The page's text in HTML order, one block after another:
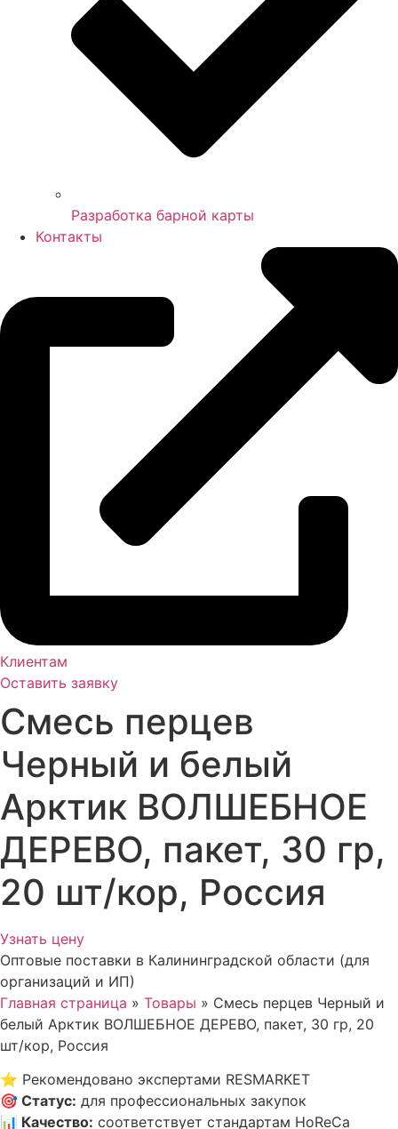
Разработка барной карты
Контакты
Клиентам
Оставить заявку
Смесь перцев
Черный и белый
Арктик ВОЛШЕБНОЕ
ДЕРЕВО, пакет, 30 гр,
20 шт/кор, Россия
Узнать цену
Оптовые поставки в Калининградской области (для
организаций и ИП)
Главная страница » Товары » Смесь перцев Черный и
белый Арктик ВОЛШЕБНОЕ ДЕРЕВО, пакет, 30 гр, 20
шт/кор, Россия
⭐ Рекомендовано экспертами RESMARKET
🎯 Статус: для профессиональных закупок
📊 Качество: соответствует стандартам HoReCa